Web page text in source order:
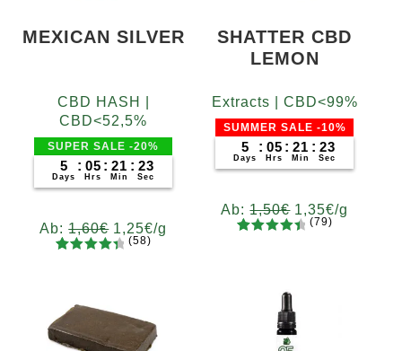
MEXICAN SILVER
CBD HASH |
CBD<52,5%
SUPER SALE -20%
5
Days
: 05
Hrs
: 21
Min
: 22
Sec
Ab:1,60€ 1,25€/g
von 5,
basieren
d auf
(58)
SHATTER CBD
LEMON
Extracts | CBD<99%
SUMMER SALE -10%
5
Days
: 05
Hrs
: 21
Min
: 22
Sec
Ab:1,50€ 1,35€/g
basieren
d auf
Kundenb
(79)